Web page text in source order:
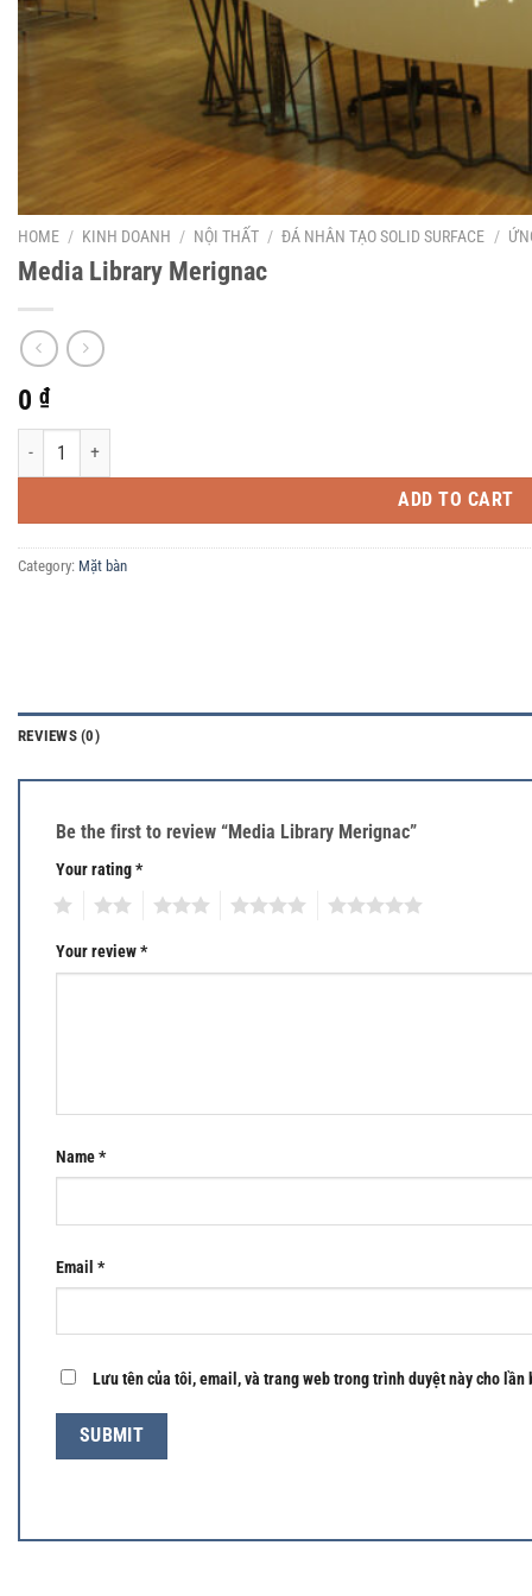
HOME / KINH DOANH / NỘI THẤT / ĐÁ NHÂN TẠO SOLID SURFACE /
Media Library Merignac
0 ₫
Media Library Merignac quantity
ADD TO CART
Category: Mặt bàn
REVIEWS (0)
Be the first to review “Media Library Merignac”
Your rating*
Your review*
Name*
Email *
Lưu tên của tôi, email, và trang web trong trình duyệt này cho